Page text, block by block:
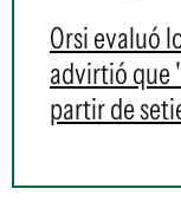
Orsi evaluó
advirtió que
partir de